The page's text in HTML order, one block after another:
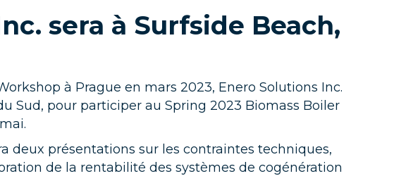
sera à Surfside Beach,
à Prague en mars 2023, Enero Solutions Inc.
Sud, pour participer au Spring 2023 Biomass Boiler
deux présentations sur les contraintes techniques,
de la rentabilité des systèmes de cogénération